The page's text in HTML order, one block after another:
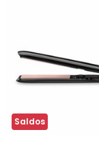
Saldos